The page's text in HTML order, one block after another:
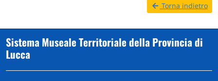
Torna indietro
Sistema Museale Territoriale della Provincia di
Lucca